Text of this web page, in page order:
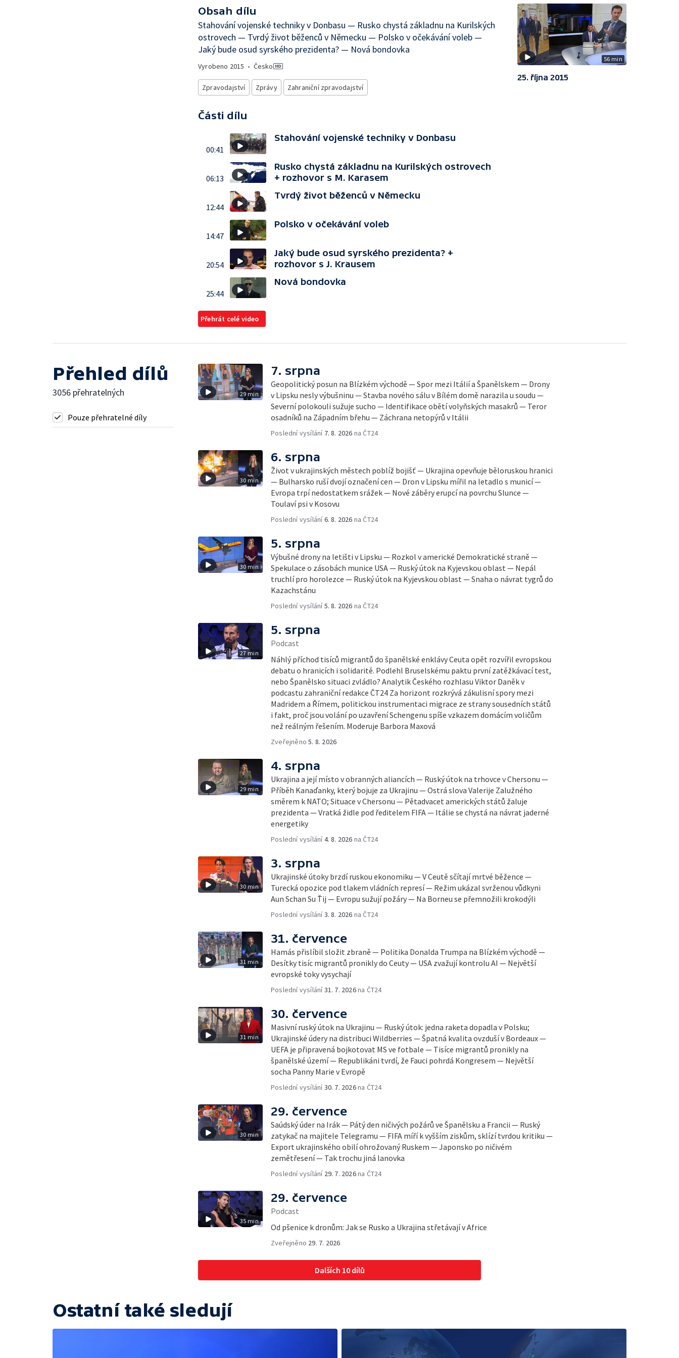
Obsah dílu
Stahování vojenské techniky v Donbasu — Rusko chystá základnu na Kurilských
ostrovech — Tvrdý život běženců v Německu — Polsko v očekávání voleb —
Jaký bude osud syrského prezidenta? — Nová bondovka
Vyrobeno 2015 • Česko
Zpravodajství Zprávy Zahraniční zpravodajství
Části dílu
00:41
Stahování vojenské techniky v Donbasu
06:13
Rusko chystá základnu na Kurilských ostrovech
+ rozhovor s M. Karasem
12:44
Tvrdý život běženců v Německu
14:47
Polsko v očekávání voleb
20:54
Jaký bude osud syrského prezidenta? +
rozhovor s J. Krausem
25:44
Nová bondovka
Přehrát celé video
56 min
25. října 2015
Přehled dílů
3056 přehratelných
Pouze přehratelné díly
29 min
7. srpna
Geopolitický posun na Blízkém východě — Spor mezi Itálií a Španělskem — Drony
v Lipsku nesly výbušninu — Stavba nového sálu v Bílém domě narazila u soudu —
Severní polokouli sužuje sucho — Identifikace obětí volyňských masakrů — Teror
osadníků na Západním břehu — Záchrana netopýrů v Itálii
Poslední vysílání 7. 8. 2026 na ČT24
30 min
6. srpna
Život v ukrajinských městech poblíž bojišť — Ukrajina opevňuje běloruskou hranici
— Bulharsko ruší dvojí označení cen — Dron v Lipsku mířil na letadlo s municí —
Evropa trpí nedostatkem srážek — Nové záběry erupcí na povrchu Slunce —
Toulaví psi v Kosovu
Poslední vysílání6. 8. 2026 na ČT24
30 min
5. srpna
Výbušné drony na letišti v Lipsku — Rozkol v americké Demokratické straně —
Spekulace o zásobách munice USA — Ruský útok na Kyjevskou oblast — Nepál
truchlí pro horolezce — Ruský útok na Kyjevskou oblast — Snaha o návrat tygrů do
Kazachstánu
Poslední vysílání5. 8. 2026 na ČT24
27 min
5. srpna
Podcast
Náhlý příchod tisíců migrantů do španělské enklávy Ceuta opět rozvířil evropskou
debatu o hranicích i solidaritě. Podlehl Bruselskému paktu první zatěžkávací test,
nebo Španělsko situaci zvládlo? Analytik Českého rozhlasu Viktor Daněk v
podcastu zahraniční redakce ČT24 Za horizont rozkrývá zákulisní spory mezi
Madridem a Římem, politickou instrumentaci migrace ze strany sousedních států
i fakt, proč jsou volání po uzavření Schengenu spíše vzkazem domácím voličům
než reálným řešením. Moderuje Barbora Maxová
Zveřejněno5. 8. 2026
29 min
4. srpna
Ukrajina a její místo v obranných aliancích — Ruský útok na trhovce v Chersonu —
Příběh Kanaďanky, který bojuje za Ukrajinu — Ostrá slova Valerije Zalužného
směrem k NATO; Situace v Chersonu — Pětadvacet amerických států žaluje
prezidenta — Vratká židle pod ředitelem FIFA — Itálie se chystá na návrat jaderné
energetiky
Poslední vysílání4. 8. 2026 na ČT24
30 min
3. srpna
Ukrajinské útoky brzdí ruskou ekonomiku — V Ceutě sčítají mrtvé běžence —
Turecká opozice pod tlakem vládních represí — Režim ukázal svrženou vůdkyni
Aun Schan Su Ťij — Evropu sužují požáry — Na Borneu se přemnožili krokodýli
Poslední vysílání3. 8. 2026 na ČT24
31 min
31. července
Hamás přislíbil složit zbraně — Politika Donalda Trumpa na Blízkém východě —
Desítky tisíc migrantů pronikly do Ceuty — USA zvažují kontrolu AI — Největší
evropské toky vysychají
Poslední vysílání31. 7. 2026na ČT24
31 min
30. července
Masivní ruský útok na Ukrajinu — Ruský útok: jedna raketa dopadla v Polsku;
Ukrajinské údery na distribuci Wildberries — Špatná kvalita ovzduší v Bordeaux —
UEFA je připravená bojkotovat MS ve fotbale — Tisíce migrantů pronikly na
španělské území — Republikáni tvrdí, že Fauci pohrdá Kongresem — Největší
socha Panny Marie v Evropě
Poslední vysílání30. 7. 2026na ČT24
30 min
29. července
Saúdský úder na Irák — Pátý den ničivých požárů ve Španělsku a Francii — Ruský
zatykač na majitele Telegramu — FIFA míří k vyšším ziskům, sklízí tvrdou kritiku —
Export ukrajinského obilí ohrožovaný Ruskem — Japonsko po ničivém
zemětřesení — Tak trochu jiná lanovka
Poslední vysílání 29. 7. 2026na ČT24
35 min
29. července
Podcast
Od pšenice k dronům: Jak se Rusko a Ukrajina střetávají v Africe
Zveřejněno 29. 7. 2026
Dalších 10 dílů
Ostatní také sledují